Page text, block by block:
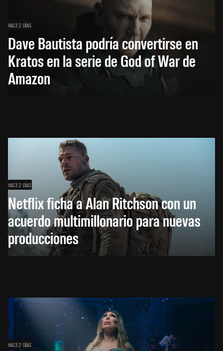
HACE 2 DÍAS
Dave Bautista podría convertirse en
Kratos en la serie de God of War de
Amazon
HACE 2 DÍAS
Netflix ficha a Alan Ritchson con un
acuerdo multimillonario para nuevas
producciones
HACE 2 DÍAS